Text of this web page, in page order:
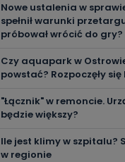
Nowe ustalenia w
spełnił warunki
próbował wrócić do gry?
Czy aquapark w
powstać? Rozpoczęły
"Łącznik" w remoncie.
będzie większy?
Ile jest klimy w szpitalu?
w regionie